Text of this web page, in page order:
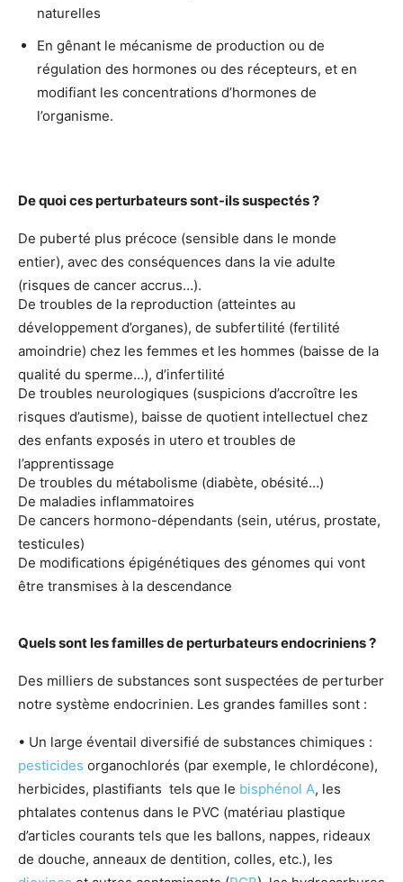
naturelles
En gênant le mécanisme de production ou de
régulation des hormones ou des récepteurs, et en
modifiant les concentrations d’hormones de
l’organisme.
De quoi ces perturbateurs sont-ils suspectés ?
De puberté plus précoce (sensible dans le monde
entier), avec des conséquences dans la vie adulte
(risques de cancer accrus…).
De troubles de la reproduction (atteintes au
développement d’organes), de subfertilité (fertilité
amoindrie) chez les femmes et les hommes (baisse de la
qualité du sperme…), d’infertilité
De troubles neurologiques (suspicions d’accroître les
risques d’autisme), baisse de quotient intellectuel chez
des enfants exposés in utero et troubles de
l’apprentissage
De troubles du métabolisme (diabète, obésité…)
De maladies inflammatoires
De cancers hormono-dépendants (sein, utérus, prostate,
testicules)
De modifications épigénétiques des génomes qui vont
être transmises à la descendance
Quels sont les familles de perturbateurs endocriniens ?
Des milliers de substances sont suspectées de perturber
notre système endocrinien. Les grandes familles sont :
• Un large éventail diversifié de substances chimiques :
pesticides organochlorés (par exemple, le chlordécone),
herbicides, plastifiants tels que le bisphénol A, les
phtalates contenus dans le PVC (matériau plastique
d’articles courants tels que les ballons, nappes, rideaux
de douche, anneaux de dentition, colles, etc.), les